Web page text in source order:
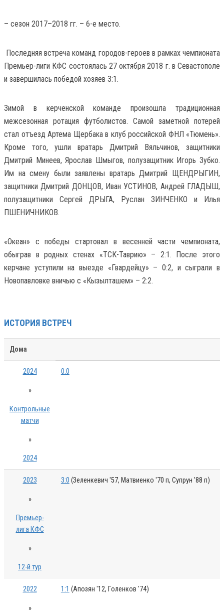
– сезон 2017–2018 гг. – 6-е место.
Последняя встреча команд городов-героев в рамках чемпионата
Премьер-лиги КФС состоялась 27 октября 2018 г. в Севастополе
и завершилась победой хозяев 3:1.
Зимой в керченской команде произошла традиционная
межсезонная ротация футболистов. Самой заметной потерей
стал отъезд Артема Щербака в клуб российской ФНЛ «Тюмень».
Кроме того, ушли вратарь Дмитрий Вяльчинов, защитники
Дмитрий Минеев, Ярослав Шмыгов, полузащитник Игорь Зубко.
Им на смену были заявлены вратарь Дмитрий ЩЕНДРЫГИН,
защитники Дмитрий ДОНЦОВ, Иван УСТИНОВ, Андрей ГЛАДЫШ,
полузащитники Сергей ДРЫГА, Руслан ЗИНЧЕНКО и Илья
ПШЕНИЧНИКОВ.
«Океан» с победы стартовал в весенней части чемпионата,
обыграв в родных стенах «ТСК-Таврию» – 2:1. После этого
керчане уступили на выезде «Гвардейцу» – 0:2, и сыграли в
Новопавловке вничью с «Кызылташем» – 2:2.
ИСТОРИЯ ВСТРЕЧ
Дома
2024
»
Контрольные
матчи
»
2024
0:0
2023
»
Премьер-
лига КФС
»
12-й тур
3:0 (Зеленкевич '57, Матвиенко '70 п, Супрун '88 п)
2022
»
1:1 (Апозян '12, Голенков '74)